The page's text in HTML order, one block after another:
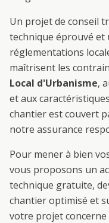
Un projet de conseil
technique éprouvé et
réglementations
maîtrisent les
Local d'Urbanisme,
et aux
chantier est couvert
notre assurance
Pour mener à bien
vous proposons un
technique gratuite,
chantier optimisé et
votre projet concerne